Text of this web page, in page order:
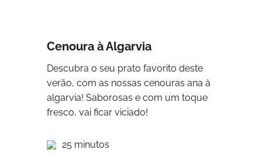
Cenoura à Algarvia
Descubra o seu prato favorito deste
verão, com as nossas cenouras ana à
algarvia! Saborosas e com um toque
fresco, vai ficar viciado!
25 minutos